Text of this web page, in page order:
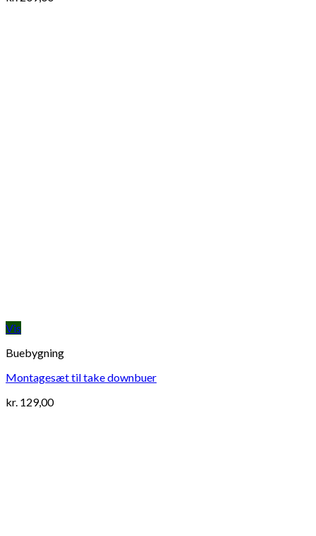
Vis
Buebygning
Montagesæt til take downbuer
kr. 129,00